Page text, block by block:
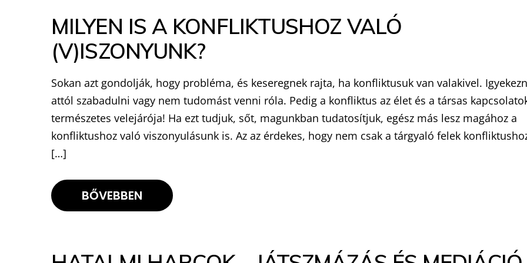
MILYEN IS A KONFLIKTUSHOZ VALÓ
(V)ISZONYUNK?
Sokan azt gondolják, hogy probléma, és keseregnek rajta, ha konfliktusuk van valakivel.
attól szabadulni vagy nem tudomást venni róla. Pedig a konfliktus az élet és a társas
természetes velejárója! Ha ezt tudjuk, sőt, magunkban tudatosítjuk, egész más lesz magához a
konfliktushoz való viszonyulásunk is. Az az érdekes, hogy nem csak a tárgyaló felek
[…]
BŐVEBBEN